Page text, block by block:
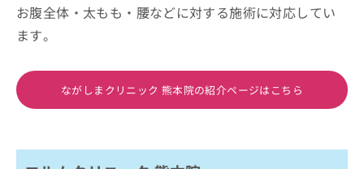
お腹全体・太もも・腰などに対する施術に対応してい
ます。
ながしまクリニック 熊本院の紹介ページはこちら